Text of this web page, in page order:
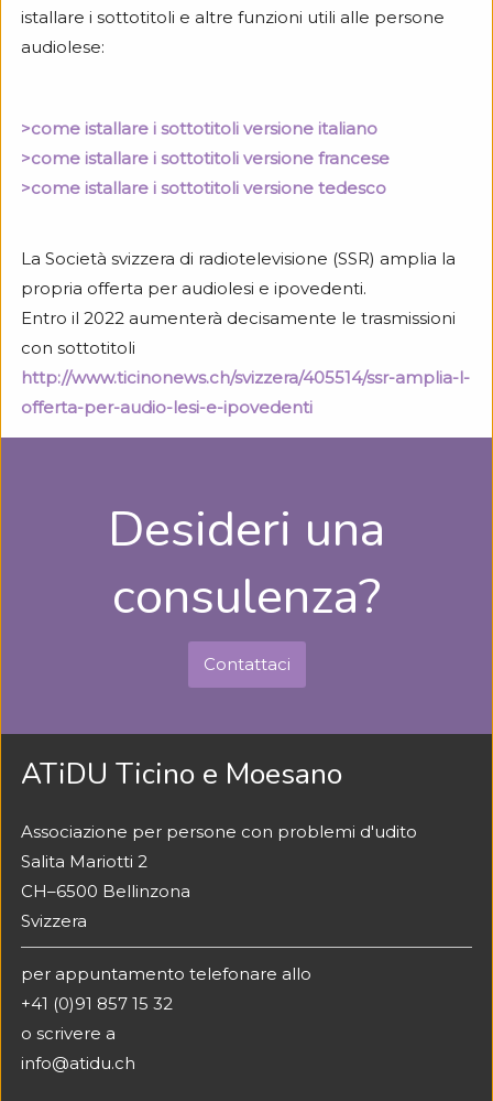
istallare i sottotitoli e altre funzioni utili alle persone
audiolese:
>come istallare i sottotitoli versione italiano
>come istallare i sottotitoli versione francese
>come istallare i sottotitoli versione tedesco
La Società svizzera di radiotelevisione (SSR) amplia la
propria offerta per audiolesi e ipovedenti.
Entro il 2022 aumenterà decisamente le trasmissioni
con sottotitoli
http://www.ticinonews.ch/svizzera/405514/ssr-amplia-l-
offerta-per-audio-lesi-e-ipovedenti
Desideri una
consulenza?
Contattaci
ATiDU Ticino e Moesano
Associazione per persone con problemi d'udito
Salita Mariotti 2
CH–6500 Bellinzona
Svizzera
per appuntamento telefonare allo
+41 (0)91 857 15 32
o scrivere a
info@atidu.ch